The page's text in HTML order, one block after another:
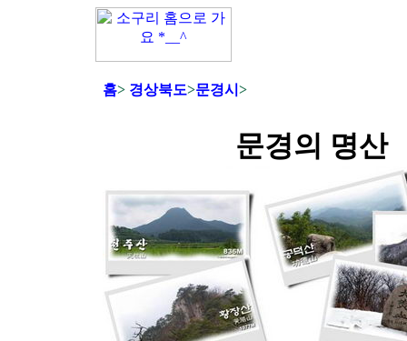
홈> 경상북도>문경시 >
문경의 명산